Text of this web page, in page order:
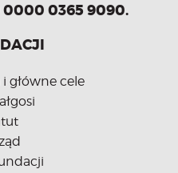
0000 0365 9090.
główne cele